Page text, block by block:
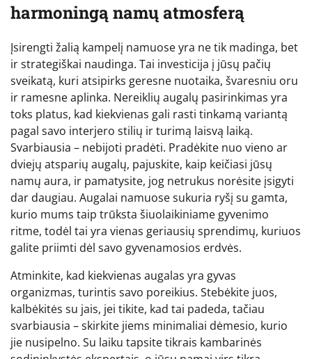
harmoningą namų atmosferą
Įsirengti žalią kampelį namuose yra ne tik madinga, bet
ir strategiškai naudinga. Tai investicija į jūsų pačių
sveikatą, kuri atsipirks geresne nuotaika, švaresniu oru
ir ramesne aplinka. Nereiklių augalų pasirinkimas yra
toks platus, kad kiekvienas gali rasti tinkamą variantą
pagal savo interjero stilių ir turimą laisvą laiką.
Svarbiausia – nebijoti pradėti. Pradėkite nuo vieno ar
dviejų atsparių augalų, pajuskite, kaip keičiasi jūsų
namų aura, ir pamatysite, jog netrukus norėsite įsigyti
dar daugiau. Augalai namuose sukuria ryšį su gamta,
kurio mums taip trūksta šiuolaikiniame gyvenimo
ritme, todėl tai yra vienas geriausių sprendimų, kuriuos
galite priimti dėl savo gyvenamosios erdvės.
Atminkite, kad kiekvienas augalas yra gyvas
organizmas, turintis savo poreikius. Stebėkite juos,
kalbėkitės su jais, jei tikite, kad tai padeda, tačiau
svarbiausia – skirkite jiems minimaliai dėmesio, kurio
jie nusipelno. Su laiku tapsite tikrais kambarinės